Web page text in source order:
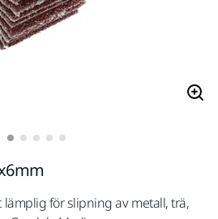
för slipning av metall, trä,